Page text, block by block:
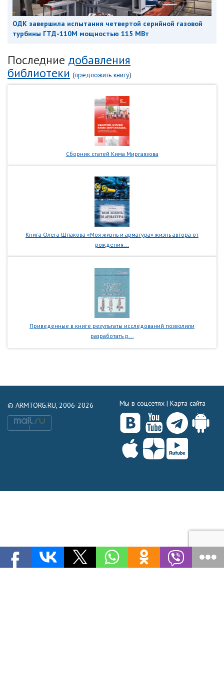
ОДК завершила испытания четвертой серийной газовой
турбины ГТД-110М мощностью 115 МВт
Последние добавления
библиотеки (предложить книгу)
Сборник статей Кима Миргаязова
Книга Олега Шпакова «Моя жизнь и арматура» жизнь автора от
рождения...
Приведенные в книге результаты исследований позволили
разработать р...
© ARMTORG.RU, 2006-2026 Мы в соцсетях | Карта сайта